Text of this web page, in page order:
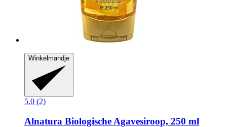
Winkelmandje
5.0 (2)
Alnatura Biologische Agavesiroop, 250 ml